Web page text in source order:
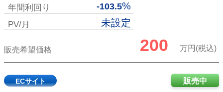
年間利回り -103.5%
PV/月 未設定
販売希望価格 200 万円(税込)
ECサイト 販売中